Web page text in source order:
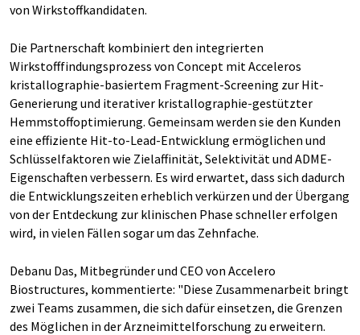
von Wirkstoffkandidaten.
Die Partnerschaft kombiniert den integrierten
Wirkstofffindungsprozess von Concept mit Acceleros
kristallographie-basiertem Fragment-Screening zur Hit-
Generierung und iterativer kristallographie-gestützter
Hemmstoffoptimierung. Gemeinsam werden sie den Kunden
eine effiziente Hit-to-Lead-Entwicklung ermöglichen und
Schlüsselfaktoren wie Zielaffinität, Selektivität und ADME-
Eigenschaften verbessern. Es wird erwartet, dass sich dadurch
die Entwicklungszeiten erheblich verkürzen und der Übergang
von der Entdeckung zur klinischen Phase schneller erfolgen
wird, in vielen Fällen sogar um das Zehnfache.
Debanu Das, Mitbegründer und CEO von Accelero
Biostructures, kommentierte: "Diese Zusammenarbeit bringt
zwei Teams zusammen, die sich dafür einsetzen, die Grenzen
des Möglichen in der Arzneimittelforschung zu erweitern.